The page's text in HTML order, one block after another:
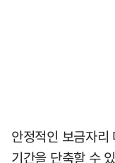
안정적인 보금자
기간을 단축할 수